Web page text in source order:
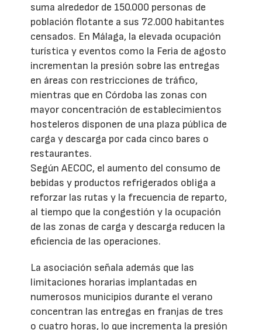
suma alrededor de 150.000 personas de
población flotante a sus 72.000 habitantes
censados. En Málaga, la elevada ocupación
turística y eventos como la Feria de agosto
incrementan la presión sobre las entregas
en áreas con restricciones de tráfico,
mientras que en Córdoba las zonas con
mayor concentración de establecimientos
hosteleros disponen de una plaza pública de
carga y descarga por cada cinco bares o
restaurantes.
Según AECOC, el aumento del consumo de
bebidas y productos refrigerados obliga a
reforzar las rutas y la frecuencia de reparto,
al tiempo que la congestión y la ocupación
de las zonas de carga y descarga reducen la
eficiencia de las operaciones.
La asociación señala además que las
limitaciones horarias implantadas en
numerosos municipios durante el verano
concentran las entregas en franjas de tres
o cuatro horas, lo que incrementa la presión